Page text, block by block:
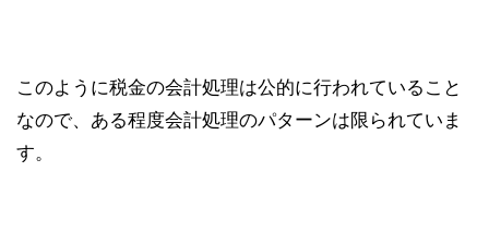
このように税金の会計処理は公的に行われていること
なので、ある程度会計処理のパターンは限られていま
す。